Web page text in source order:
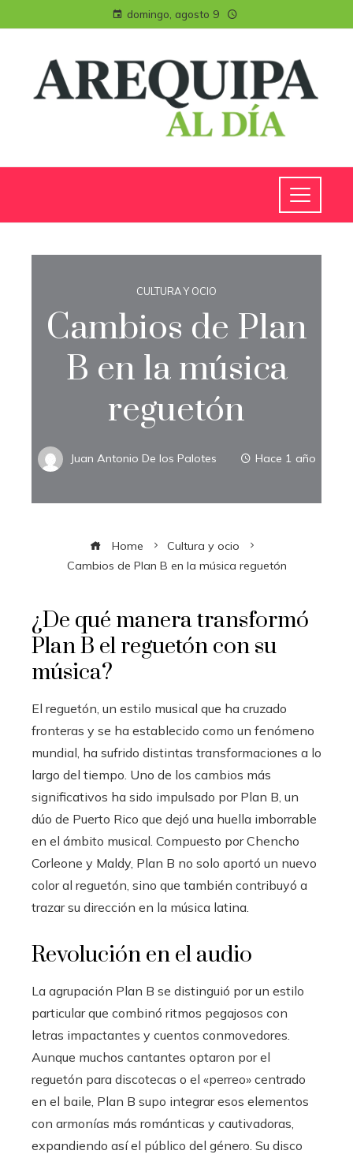
domingo, agosto 9
CULTURA Y OCIO
Cambios de Plan
B en la música
reguetón
Juan Antonio De los Palotes Hace 1 año
Home
Cultura y ocio
Cambios de Plan B en la música reguetón
¿De qué manera transformó
Plan B el reguetón con su
música?
El reguetón, un estilo musical que ha cruzado
fronteras y se ha establecido como un fenómeno
mundial, ha sufrido distintas transformaciones a lo
largo del tiempo. Uno de los cambios más
significativos ha sido impulsado por Plan B, un
dúo de Puerto Rico que dejó una huella imborrable
en el ámbito musical. Compuesto por Chencho
Corleone y Maldy, Plan B no solo aportó un nuevo
color al reguetón, sino que también contribuyó a
trazar su dirección en la música latina.
Revolución en el audio
La agrupación Plan B se distinguió por un estilo
particular que combinó ritmos pegajosos con
letras impactantes y cuentos conmovedores.
Aunque muchos cantantes optaron por el
reguetón para discotecas o el «perreo» centrado
en el baile, Plan B supo integrar esos elementos
con armonías más románticas y cautivadoras,
expandiendo así el público del género. Su disco